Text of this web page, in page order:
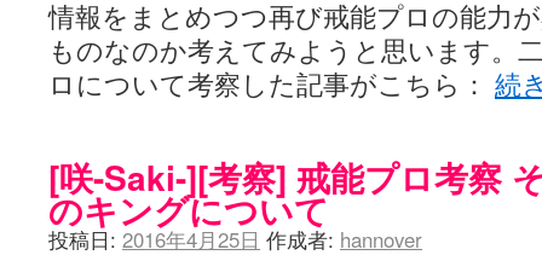
せのたけくらべ - 咲-Saki- / 咲さんのやり方で就活をやってみよう
咏-Uta-ブログ編 - 咲-Saki- / 黄色い封筒が届いた(・∀・) (12:30)
チャウチャウちゃうんちゃうん - 咲-Saki- / 吉野の千本桜を見に行きま
気分次第。 - 咲-Saki- / シノハユ 第3巻 感想
(07:42)
あこしず日和！ - 咲-Saki- / 咲-Saki-阿知賀編Blu-rayBOX 購入 (01:00)
Yaranakya » 咲-Saki- / 国際最萌リーグは園城寺怜ちゃんに一票を入れ
おもちがなくてもだいじょうぶ / 咲と照の確執【プリン】 (16:10)
咲-Saki-の舞台が特定されたら、行くしかないでしょ / ブログを引っ越
りりーがーる（仮） / 虎姫 カラオケ編っぽい小ネタ (10:29)
情報をまとめつつ再び戒能プロの能力
ものなのか考えてみようと思います。
ロについて考察した記事がこちら： 続
[咲-Saki-][考察] 戒能プロ考察
のキングについて
投稿日: 2016年4月25日 作成者: hannover